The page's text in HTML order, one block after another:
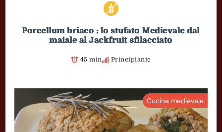
Porcellum briaco : lo stufato Medievale dal
maiale al Jackfruit sfilacciato
45 min Principiante
Cucina medievale